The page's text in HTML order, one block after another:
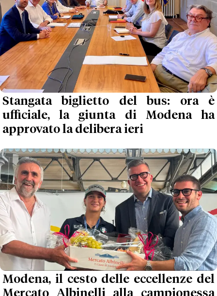
Stangata biglietto del bus: ora è
ufficiale, la giunta di Modena ha
approvato la delibera ieri
Modena, il cesto delle eccellenze del